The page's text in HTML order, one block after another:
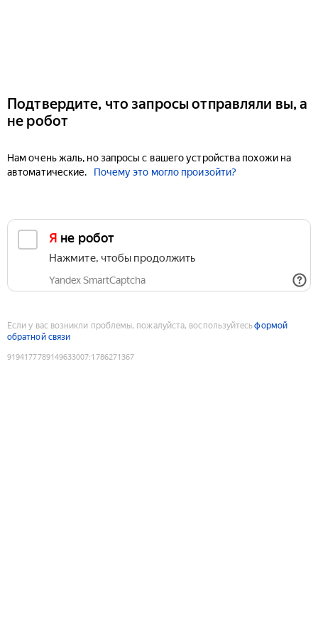
Подтвердите, что запросы отправляли вы, а
не робот
Нам очень жаль, но запросы с вашего устройства похожи на
автоматические.
Почему это могло произойти?
Я не робот
Нажмите, чтобы продолжить
Yandex SmartCaptcha
Если у вас возникли проблемы, пожалуйста, воспользуйтесьформой
обратной связи
9194177789149633007:1786271367